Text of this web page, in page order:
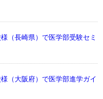
（長崎県）で医学部受験セミ
（大阪府）で医学部進学ガイ